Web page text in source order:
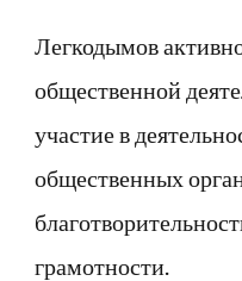
Легкодымов
общественной
участие в
общественных
грамотности.